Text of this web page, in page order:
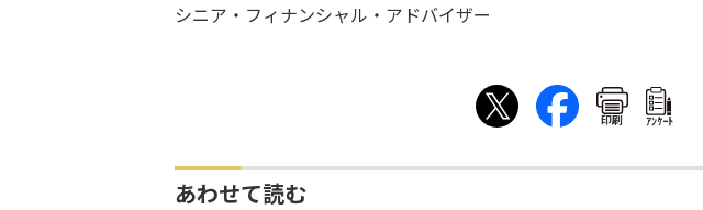
シニア・フィナンシャル・アドバイザー
印刷 ｱﾝｹｰﾄ
あわせて読む